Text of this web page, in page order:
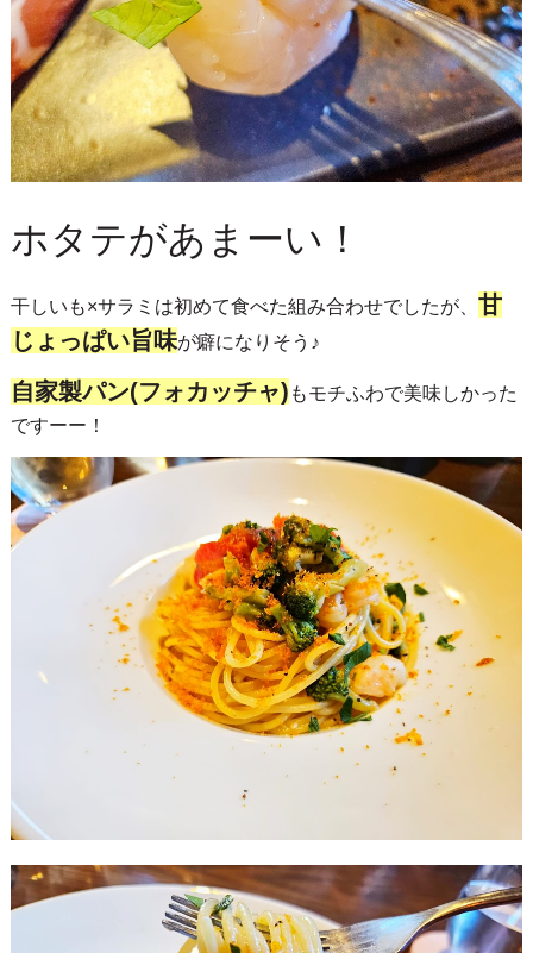
ホタテがあまーい！
干しいも×サラミは初めて食べた組み合わせでしたが、 甘
じょっぱい旨味が癖になりそう♪
自家製パン(フォカッチャ) もモチふわで美味しかった
ですーー！